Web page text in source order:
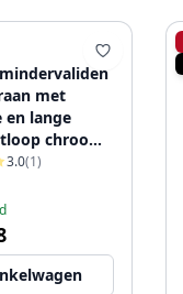
met
en lange
chroom
3.0(1)